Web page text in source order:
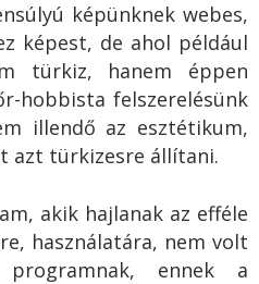
képünknek webes,
képest, de ahol például
türkiz, hanem éppen
hobbista felszerelésünk
illendő az esztétikum,
azt türkizesre állítani.
akik hajlanak az efféle
használatára, nem volt
ennek a